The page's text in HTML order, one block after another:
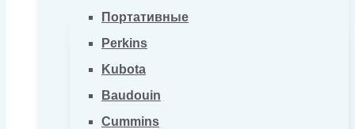
Портативные
Perkins
Kubota
Baudouin
Cummins